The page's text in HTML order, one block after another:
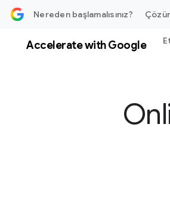
atla Nereden başlamalısınız?
Accelerate with Google